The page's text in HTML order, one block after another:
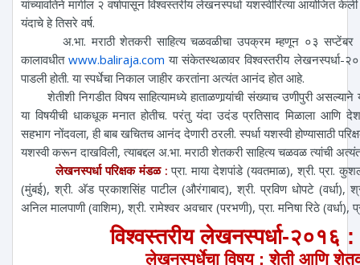
यांच्यावतिने मागील २ वर्षापासून विश्वस्तरीय लेखनस्पर्धा यशस्वीरित्या आयोजित
यंदाचे हे तिसरे वर्ष.
अ.भा. मराठी शेतकरी साहित्य चळवळीचा उपक्रम म्हणून ०३
कालावधीतwww.baliraja.com या संकेतस्थळावर विश्वस्तरीय लेखनस्पर्धा-
पाडली होती. या स्पर्धेचा निकाल जाहीर करतांना अत्यंत आनंद होत आहे.
शेतीशी निगडीत विषय साहित्यामध्ये हाताळणार्‍यांची संख्याच उणीपुरी असल्याने
या विषयीची धाकधूक मनात होतीच. परंतु यंदा उदंड प्रतिसाद मिळाला आणि
सहभाग नोंदवला, ही बाब खचितच आनंद देणारी ठरली. स्पर्धा यशस्वी होण्यासाठी
यशस्वी करून दाखविली, त्याबद्दल अ.भा. मराठी शेतकरी साहित्य चळवळ त्यांची
लेखनस्पर्धा परिक्षक मंडळ : प्रा. माया देशपांडे (यवतमाळ), श्री. प्रा.
(मुंबई), श्री. अ‍ॅड प्रकाशसिंह पाटील (औरंगाबाद), श्री. प्रविण धोपटे
अनिल मालपाणी (वाशिम), श्री. रामेश्वर अवचार (परभणी), प्रा. मनिषा रिठे
विश्वस्तरीय लेखनस्पर्धा-२०१६
लेखनस्पर्धेचा विषय : शेती आणि